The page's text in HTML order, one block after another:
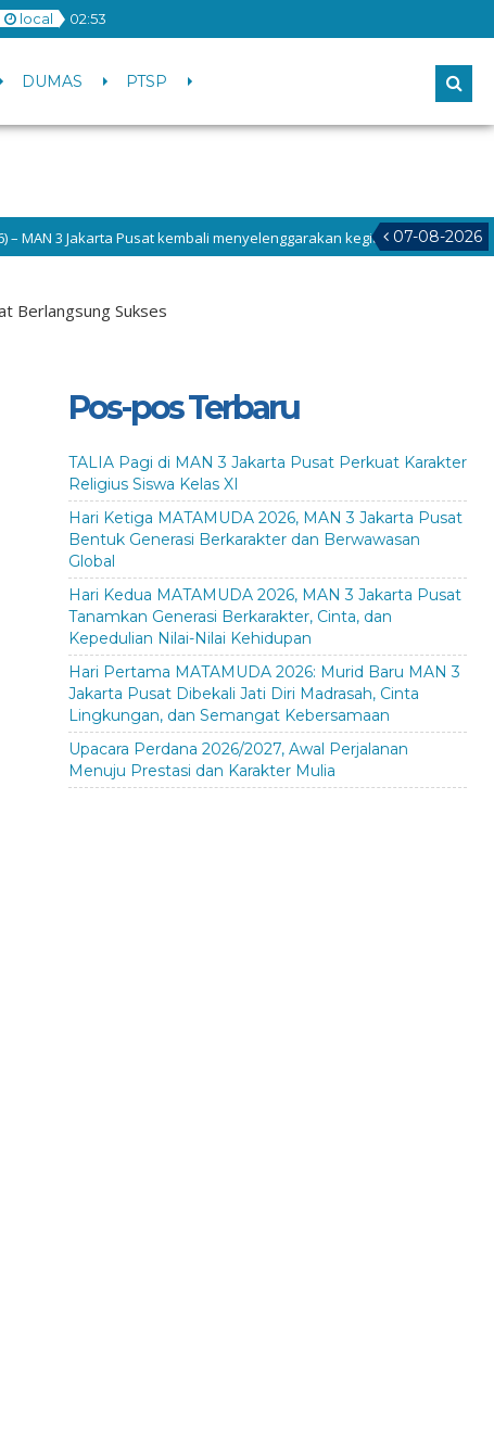
local 02:53
DUMAS PTSP
07-08-2026
kembali menyelenggarakan kegiatan TALIA (Tadarus, Tahlil, dan
Berlangsung Sukses
Pos-pos Terbaru
TALIA Pagi di MAN 3 Jakarta Pusat Perkuat Karakter
Religius Siswa Kelas XI
Hari Ketiga MATAMUDA 2026, MAN 3 Jakarta Pusat
Bentuk Generasi Berkarakter dan Berwawasan
Global
Hari Kedua MATAMUDA 2026, MAN 3 Jakarta Pusat
Tanamkan Generasi Berkarakter, Cinta, dan
Kepedulian Nilai-Nilai Kehidupan
Hari Pertama MATAMUDA 2026: Murid Baru MAN 3
Jakarta Pusat Dibekali Jati Diri Madrasah, Cinta
Lingkungan, dan Semangat Kebersamaan
Upacara Perdana 2026/2027, Awal Perjalanan
Menuju Prestasi dan Karakter Mulia